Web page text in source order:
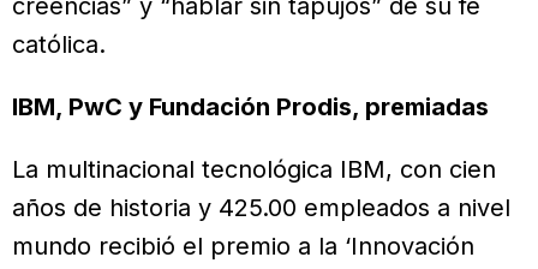
creencias” y “hablar sin tapujos” de su fe
católica.
IBM, PwC y Fundación Prodis, premiadas
La multinacional tecnológica IBM, con cien
años de historia y 425.00 empleados a nivel
mundo recibió el premio a la ‘Innovación